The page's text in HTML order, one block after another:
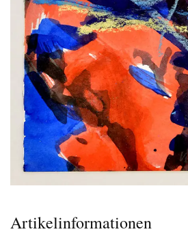
Artikelinformationen